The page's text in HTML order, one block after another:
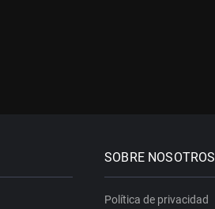
SOBRE NOSOTROS
Política de privacidad